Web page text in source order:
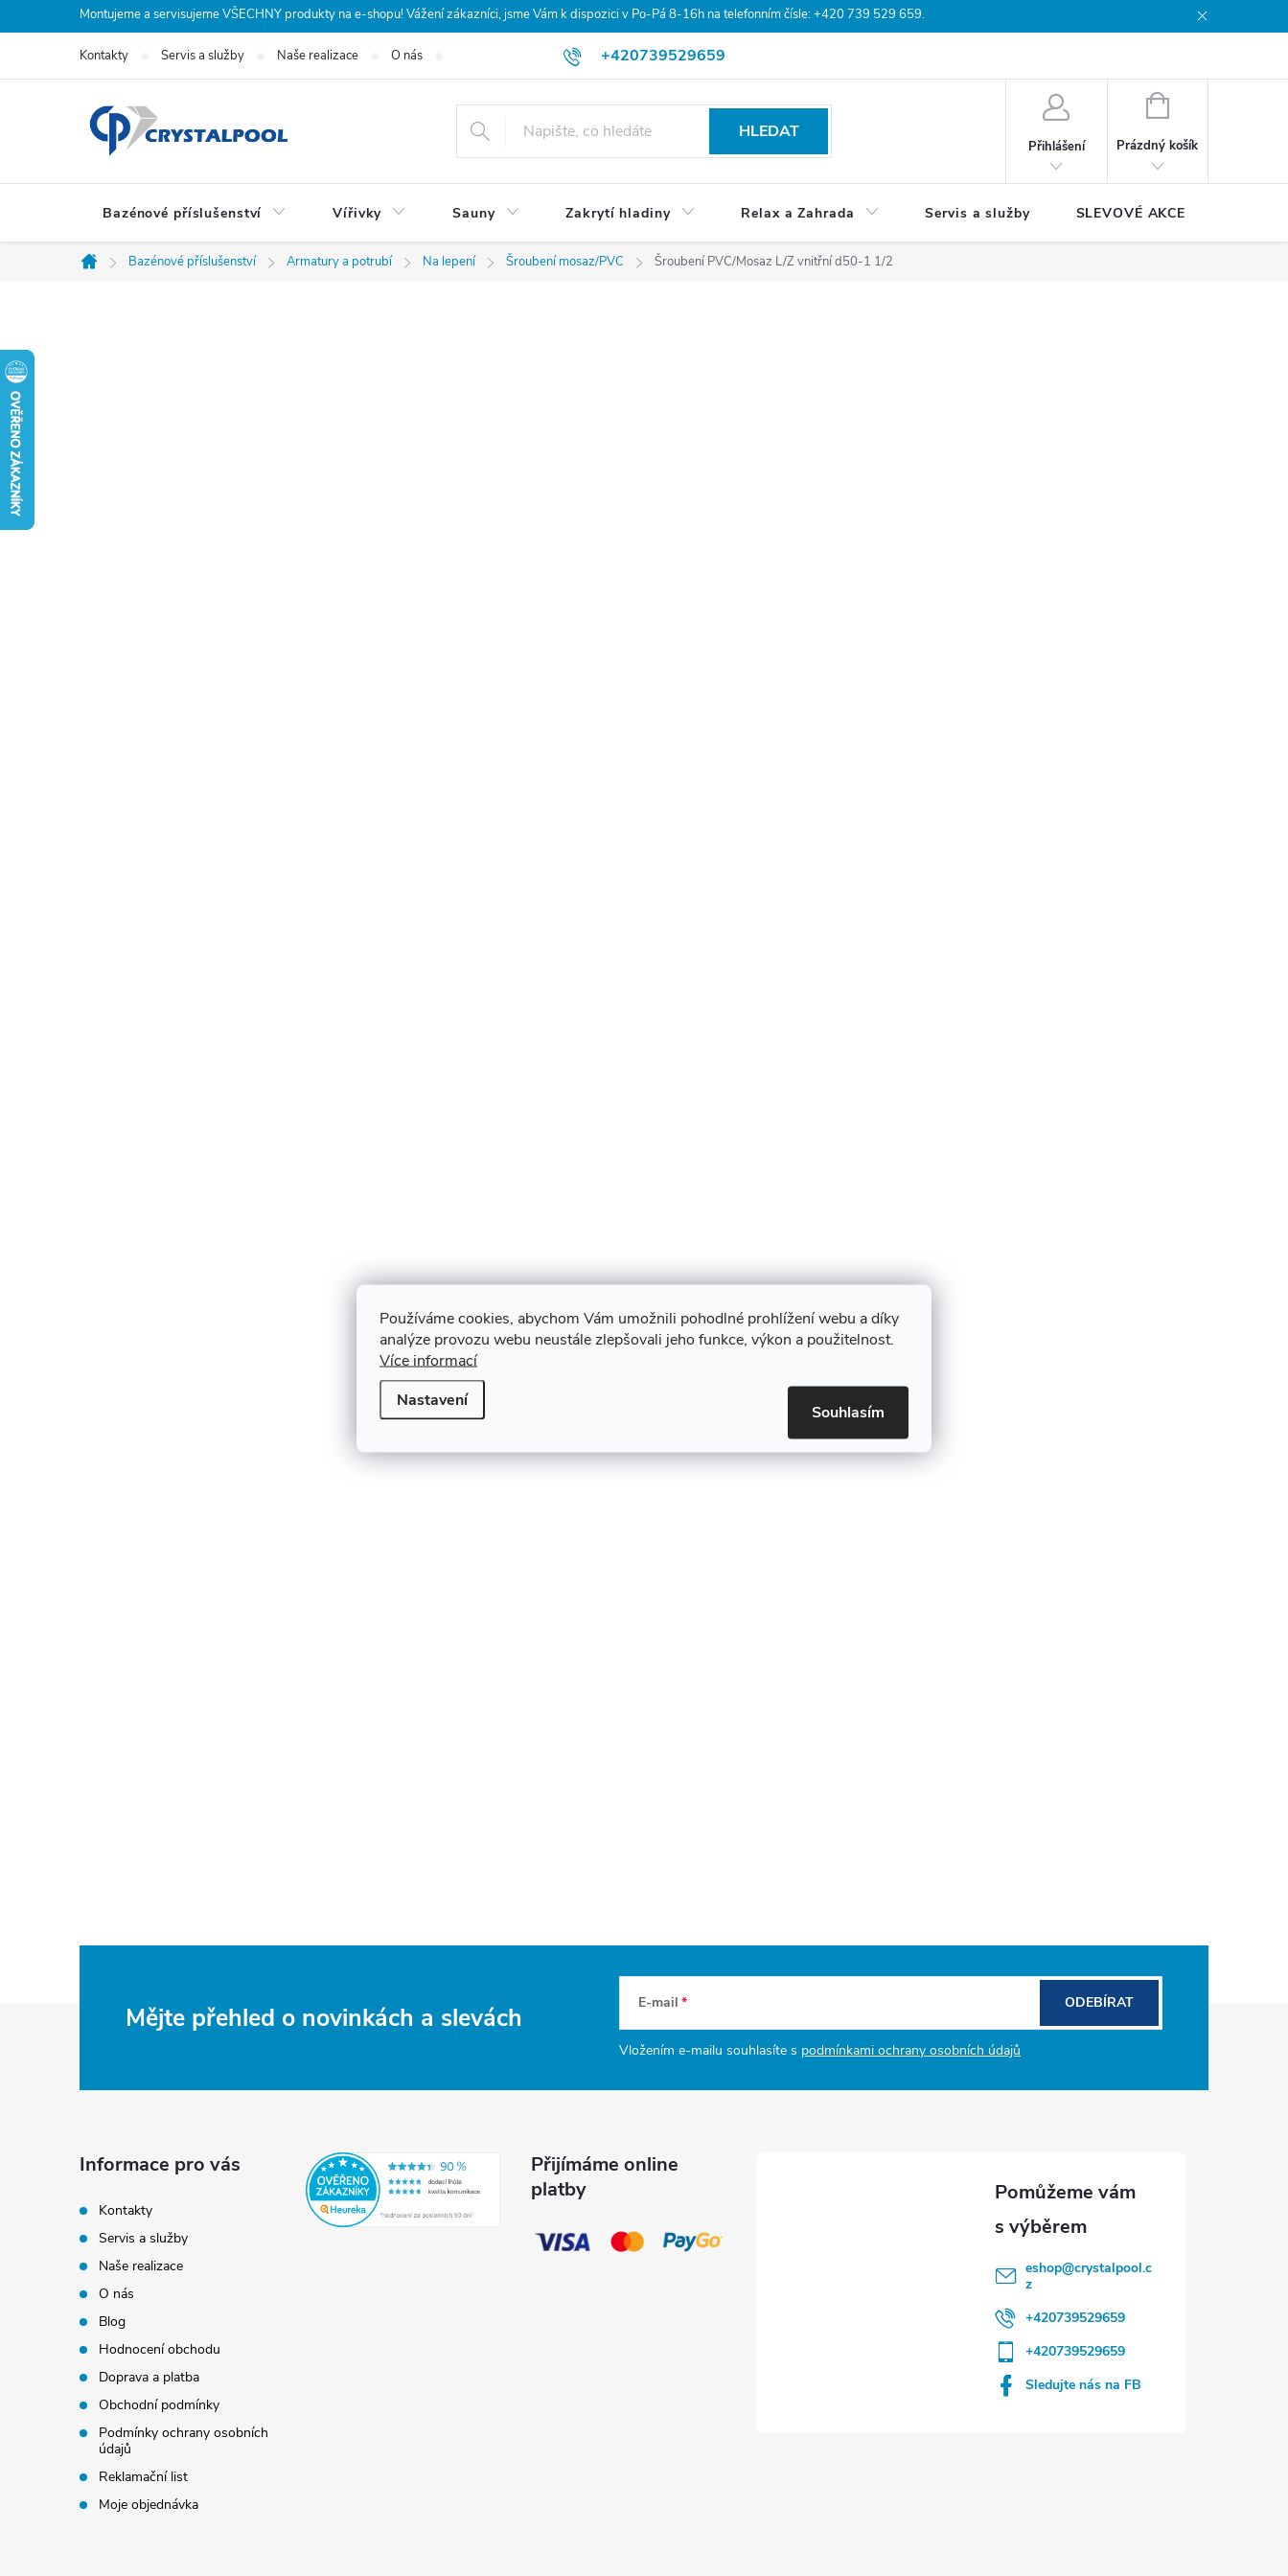
Používáme cookies, abychom Vám umožnili pohodlné prohlížení webu a díky
analýze provozu webu neustále zlepšovali jeho funkce, výkon a použitelnost.
Více informací
Nastavení
Souhlasím
na
Montujeme a servisujeme VŠECHNY produkty na e-shopu! Vážení zákazníci, jsme Vám k dispozici v Po-Pá 8-16h na telefonním čísle: +420 739 529 659.
+420739529659
Kontakty Servis a služby Naše realizace O nás Hodnocení obchodu Doprava a platba
HLEDAT
Přihlášení
NÁKUPNÍ
Prázdný košík
Bazénové příslušenství Vířivky Sauny Zakrytí hladiny Relax a Zahrada Servis a služby SLEVOVÉ AKCE
Domů
Bazénové příslušenství Armatury a potrubí Na lepení Šroubení mosaz/PVC Šroubení PVC/Mosaz L/Z vnitřní d50-1 1/2
Mějte přehled o novinkách a slevách E-mail
Vložením e-mailu souhlasíte s podmínkami ochrany osobních údajů
ODEBÍRAT
Informace pro vás
Kontakty
Servis a služby
Naše realizace
O nás
Blog
Hodnocení obchodu
Doprava a platba
Obchodní podmínky
Podmínky ochrany osobních
údajů
Reklamační list
Moje objednávka
Přijímáme online
platby
eshop@crystalpool.c
z
+420739529659
+420739529659
Sledujte nás na FB